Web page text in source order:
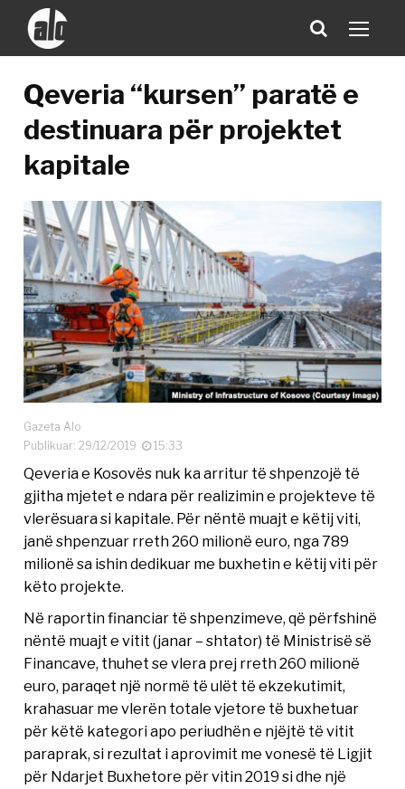
Qeveria “kursen” paratë e
destinuara për projektet
kapitale
Gazeta Alo
Publikuar: 29/12/2019
15:33
Qeveria e Kosovës nuk ka arritur të shpenzojë të
gjitha mjetet e ndara për realizimin e projekteve të
vlerësuara si kapitale. Për nëntë muajt e këtij viti,
janë shpenzuar rreth 260 milionë euro, nga 789
milionë sa ishin dedikuar me buxhetin e këtij viti për
këto projekte.
Në raportin financiar të shpenzimeve, që përfshinë
nëntë muajt e vitit (janar – shtator) të Ministrisë së
Financave, thuhet se vlera prej rreth 260 milionë
euro, paraqet një normë të ulët të ekzekutimit,
krahasuar me vlerën totale vjetore të buxhetuar
për këtë kategori apo periudhën e njëjtë të vitit
paraprak, si rezultat i aprovimit me vonesë të Ligjit
për Ndarjet Buxhetore për vitin 2019 si dhe një